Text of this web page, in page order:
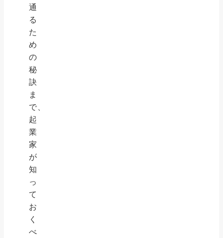
通
る
た
め
の
秘
訣
ま
で、
起
業
家
が
知
っ
て
お
く
べ